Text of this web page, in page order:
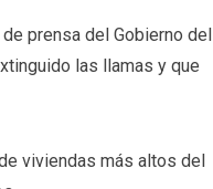
prensa del Gobierno del
las llamas y que
viviendas más altos del